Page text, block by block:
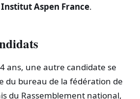
Institut Aspen France.
ans, une autre candidate se
du bureau de la fédération de
du Rassemblement national,